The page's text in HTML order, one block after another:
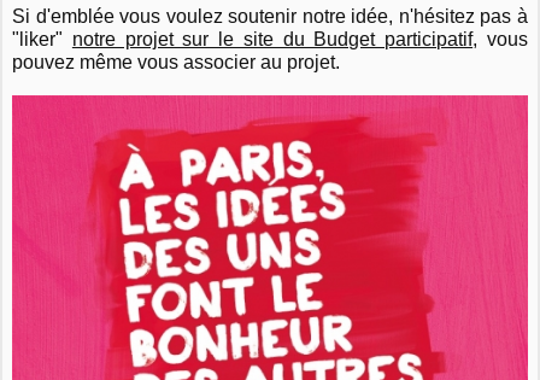
Si d'emblée vous voulez soutenir notre idée, n'hésitez pas à
"liker" notre projet sur le site du Budget participatif, vous
pouvez même vous associer au projet.